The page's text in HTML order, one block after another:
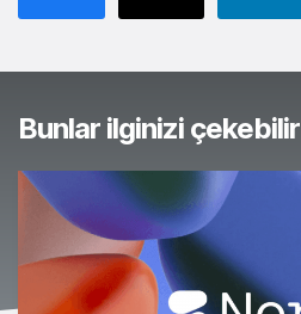
Bunlar ilginizi çekebilir